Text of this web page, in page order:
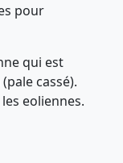
pour
qui est
cassé).
eoliennes.